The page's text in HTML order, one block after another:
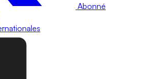
Abonné